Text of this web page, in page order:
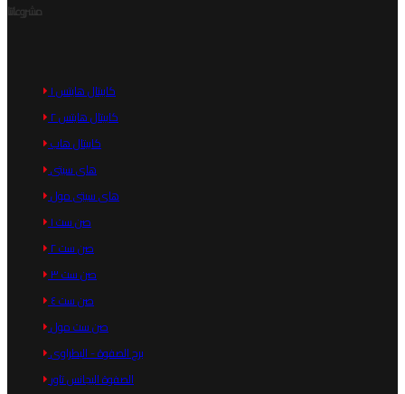
مشروعاتنا
كابيتال هايتس ١
كابيتال هايتس ٢
كابيتال هاب
هاى سيتى
هاى سيتى مول
صن ست ١
صن ست ٢
صن ست ٣
صن ست ٤
صن ست مول
برج الصفوة - البطراوى
الصفوة اليجانس تاور